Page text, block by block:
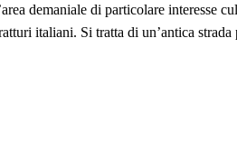
demaniale di particolare
italiani. Si tratta di un’antica